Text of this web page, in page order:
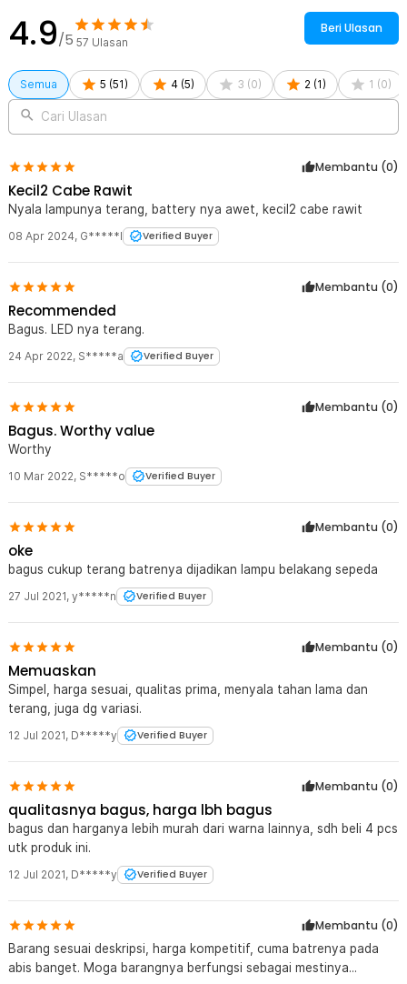
4.9/5 57 Ulasan
Beri Ulasan
Semua 5 (51 ) 4 (5) 3 (0) 2 (1 ) 1 (0)
Cari Ulasan
Membantu (0)
Kecil2 Cabe Rawit
Nyala lampunya terang, battery nya awet, kecil2 cabe rawit
08 Apr 2024, G*****l Verified Buyer
Membantu (0)
Recommended
Bagus. LED nya terang.
24 Apr 2022, S*****a Verified Buyer
Membantu (0)
Bagus. Worthy value
Worthy
10 Mar 2022, S*****o Verified Buyer
Membantu (0)
oke
bagus cukup terang batrenya dijadikan lampu belakang sepeda
27 Jul 2021, y*****n Verified Buyer
Membantu (0)
Memuaskan
Simpel, harga sesuai, qualitas prima, menyala tahan lama dan
terang, juga dg variasi.
12 Jul 2021, D*****y Verified Buyer
Membantu (0)
qualitasnya bagus, harga lbh bagus
bagus dan harganya lebih murah dari warna lainnya, sdh beli 4 pcs
utk produk ini.
12 Jul 2021, D*****y Verified Buyer
Membantu (0)
Barang sesuai deskripsi, harga kompetitif, cuma batrenya pada
abis banget. Moga barangnya berfungsi sebagai mestinya...